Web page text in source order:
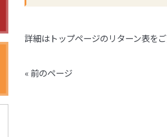
詳細はトップページのリターン表をご
« 前のページ